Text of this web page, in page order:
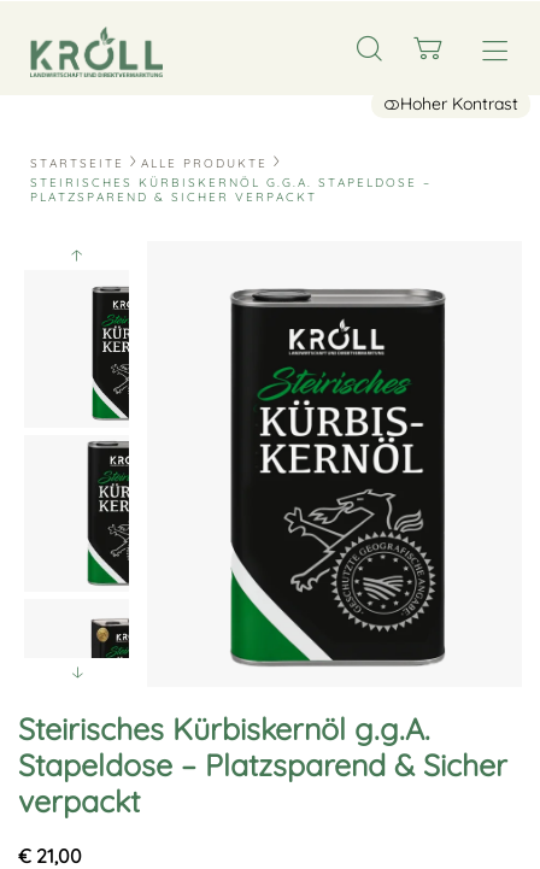
Hoher Kontrast
STARTSEITE
ALLE PRODUKTE
STEIRISCHES KÜRBISKERNÖL G.G.A. STAPELDOSE –
PLATZSPAREND & SICHER VERPACKT
Steirisches Kürbiskernöl g.g.A.
Stapeldose – Platzsparend & Sicher
verpackt
€ 21,00